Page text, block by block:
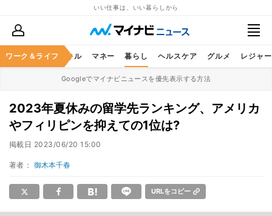
いい仕事は、いい暮らしから
ワーク＆ライフ
ア ビジネススキル マネー 暮らし ヘルスケア グルメ レジャー
Googleでマイナビニュースを優先表示する方法
2023年夏休みの留学先ランキング、アメリカ
やフィリピンを抑えての1位は?
掲載日 2023/06/20 15:00
著者： 御木本千春
URLをコピー